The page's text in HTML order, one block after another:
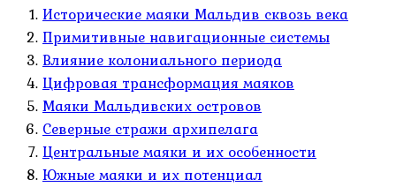
Исторические маяки Мальдив сквозь века
Примитивные навигационные системы
Влияние колониального периода
Цифровая трансформация маяков
Маяки Мальдивских островов
Северные стражи архипелага
Центральные маяки и их особенности
Южные маяки и их потенциал